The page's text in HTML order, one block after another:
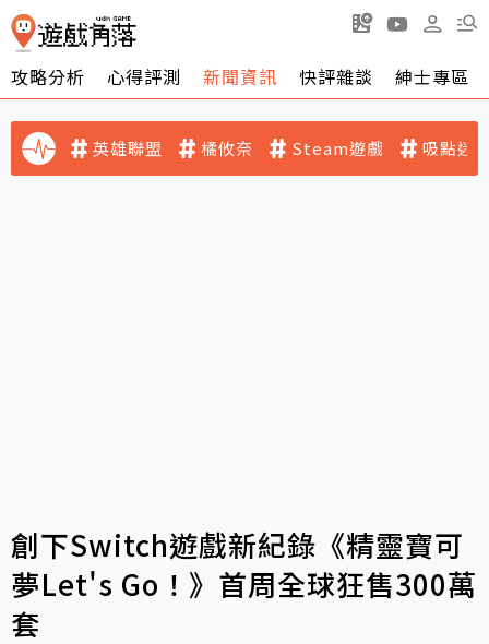
攻略分析 心得評測 新聞資訊 快評雜談 紳士專區
英雄聯盟 橘攸奈 Steam遊戲 吸點迷
創下Switch遊戲新紀錄《精靈寶可
夢Let's Go！》首周全球狂售300萬
套